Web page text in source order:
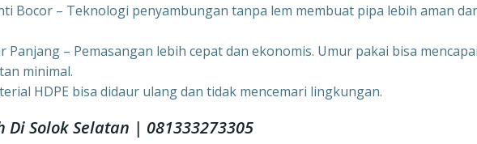
Bocor – Teknologi penyambungan tanpa lem membuat pipa lebih aman
Panjang – Pemasangan lebih cepat dan ekonomis. Umur pakai bisa mencapai
minimal.
HDPE bisa didaur ulang dan tidak mencemari lingkungan.
Di Solok Selatan | 081333273305